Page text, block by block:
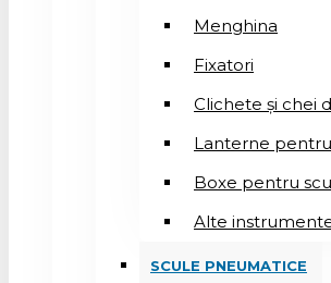
Menghina
Fixatori
Clichete și chei
Lanterne
Boxe pentru
Alte
SCULE PNEUMATICE